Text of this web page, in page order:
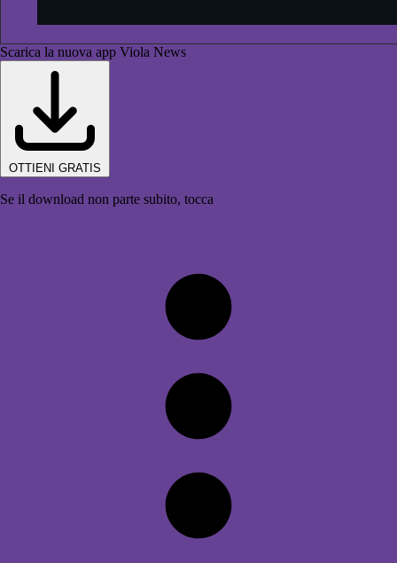
Scarica la nuova app Viola News
OTTIENI GRATIS
Se il download non parte subito, tocca